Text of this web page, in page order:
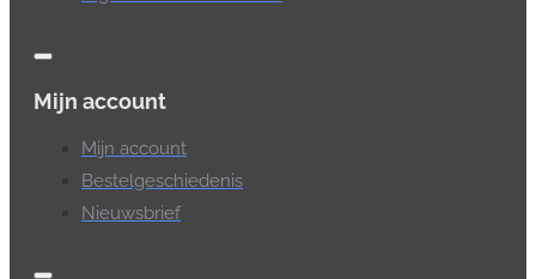
Mijn account
Mijn account
Bestelgeschiedenis
Nieuwsbrief